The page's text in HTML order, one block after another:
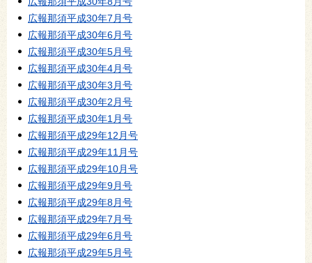
広報那須平成30年7月号
広報那須平成30年6月号
広報那須平成30年5月号
広報那須平成30年4月号
広報那須平成30年3月号
広報那須平成30年2月号
広報那須平成30年1月号
広報那須平成29年12月号
広報那須平成29年11月号
広報那須平成29年10月号
広報那須平成29年9月号
広報那須平成29年8月号
広報那須平成29年7月号
広報那須平成29年6月号
広報那須平成29年5月号